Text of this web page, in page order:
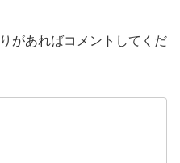
があればコメントしてくだ